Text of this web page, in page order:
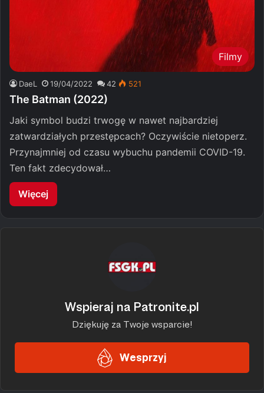
Filmy
DaeL 19/04/2022 42 521
The Batman (2022)
Jaki symbol budzi trwogę w nawet najbardziej
zatwardziałych przestępcach? Oczywiście nietoperz.
Przynajmniej od czasu wybuchu pandemii COVID-19.
Ten fakt zdecydował…
Więcej